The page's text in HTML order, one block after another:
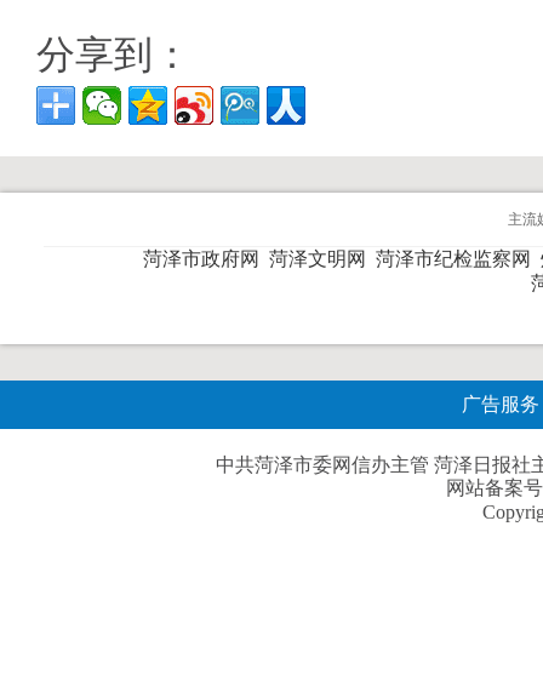
分享到：
主流
菏泽市政府网 菏泽文明网 菏泽市纪检监察网
广告服务
中共菏泽市委网信办主管 菏泽日报社
网站备案